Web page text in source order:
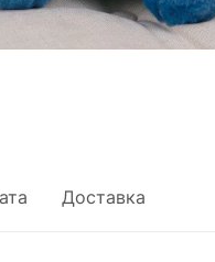
Доставка